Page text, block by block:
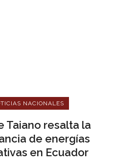
NACIONALES
Taiano resalta la
de energías
en Ecuador